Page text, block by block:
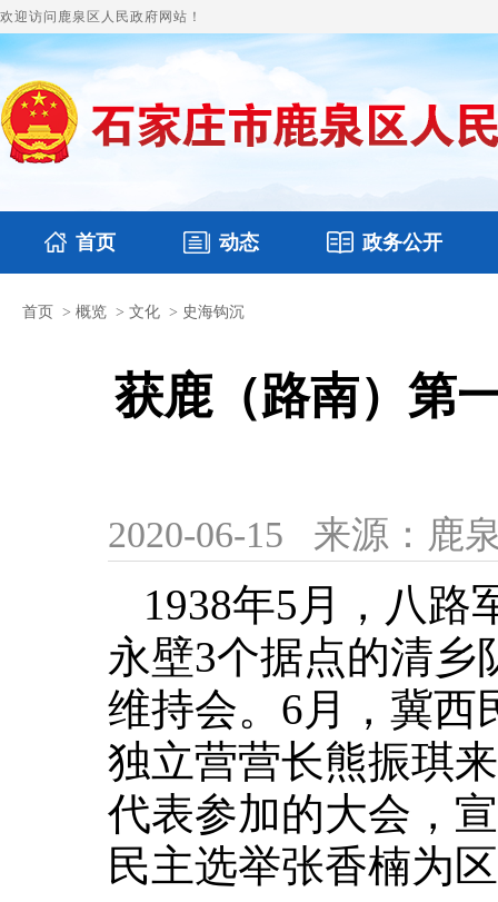
欢迎访问鹿泉区人民政府网站！
首页 动态
国务要闻 鹿泉要闻
政务公开
本区文件
首页 > 概览 > 文化 > 史海钩沉
获鹿（路南）第
2020-06-15 来源：鹿
1938年5月，八路
永壁3个据点的清乡
维持会。6月，冀西
独立营营长熊振琪
代表参加的大会，
民主选举张香楠